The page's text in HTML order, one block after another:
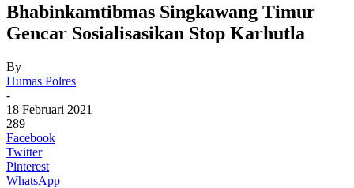
Bhabinkamtibmas Singkawang Timur
Gencar Sosialisasikan Stop Karhutla
By
Humas Polres
-
18 Februari 2021
289
Facebook
Twitter
Pinterest
WhatsApp